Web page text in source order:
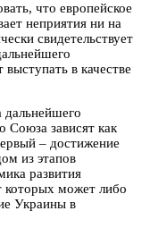
что европейское
неприятия ни на
свидетельствует
в качестве
дальнейшего
Союза зависят как
– достижение
из этапов
развития
может либо
Украины в